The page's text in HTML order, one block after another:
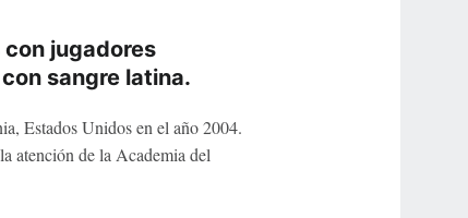
jugadores
sangre latina.
Estados Unidos en el año 2004.
atención de la Academia del